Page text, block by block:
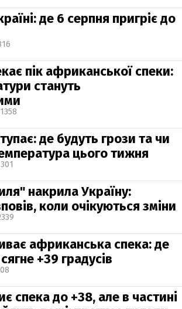
де 6 серпня пригріє до
пік африканської спеки:
стануть
де будуть грози та чи
цього тижня
накрила Україну:
коли очікуються зміни
африканська спека: де
+39 градусів
спека до +38, але в частині